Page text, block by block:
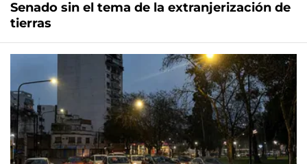
Senado sin el tema de la extranjerización de
tierras